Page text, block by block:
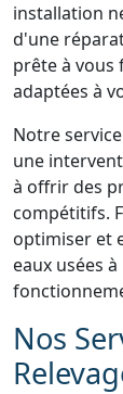
installation
d'une
prête à vous
adaptées à
Notre
une
à offrir des
compétitifs.
optimiser et
eaux usées
Nos